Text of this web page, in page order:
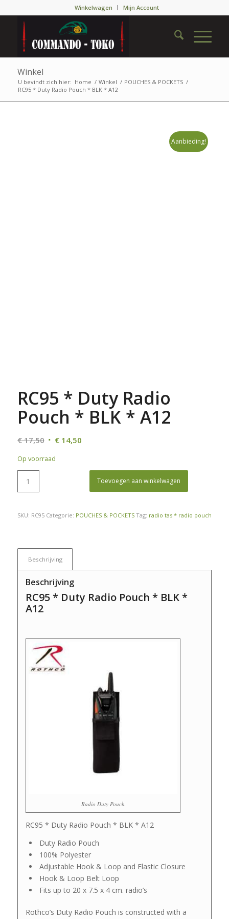
Winkelwagen Mijn Account
Winkel
U bevindt zich hier: Home / Winkel / POUCHES & POCKETS /
RC95 * Duty Radio Pouch * BLK * A12
Aanbieding!
RC95 * Duty Radio
Pouch * BLK * A12
€17,50 Oorspronkelijke
was:
€14,50Huidige
€ 14,50.
Op voorraad
Toevoegen aan winkelwagen
SKU: RC95 Categorie: POUCHES & POCKETS Tag: radio tas * radio pouch
Beschrijving
Beschrijving
RC95 * Duty Radio Pouch * BLK *
A12
Radio Duty Pouch
RC95 * Duty Radio Pouch * BLK * A12
Duty Radio Pouch
100% Polyester
Adjustable Hook & Loop and Elastic Closure
Hook & Loop Belt Loop
Fits up to 20 x 7.5 x 4 cm. radio’s
Rothco’s Duty Radio Pouch is constructed with a